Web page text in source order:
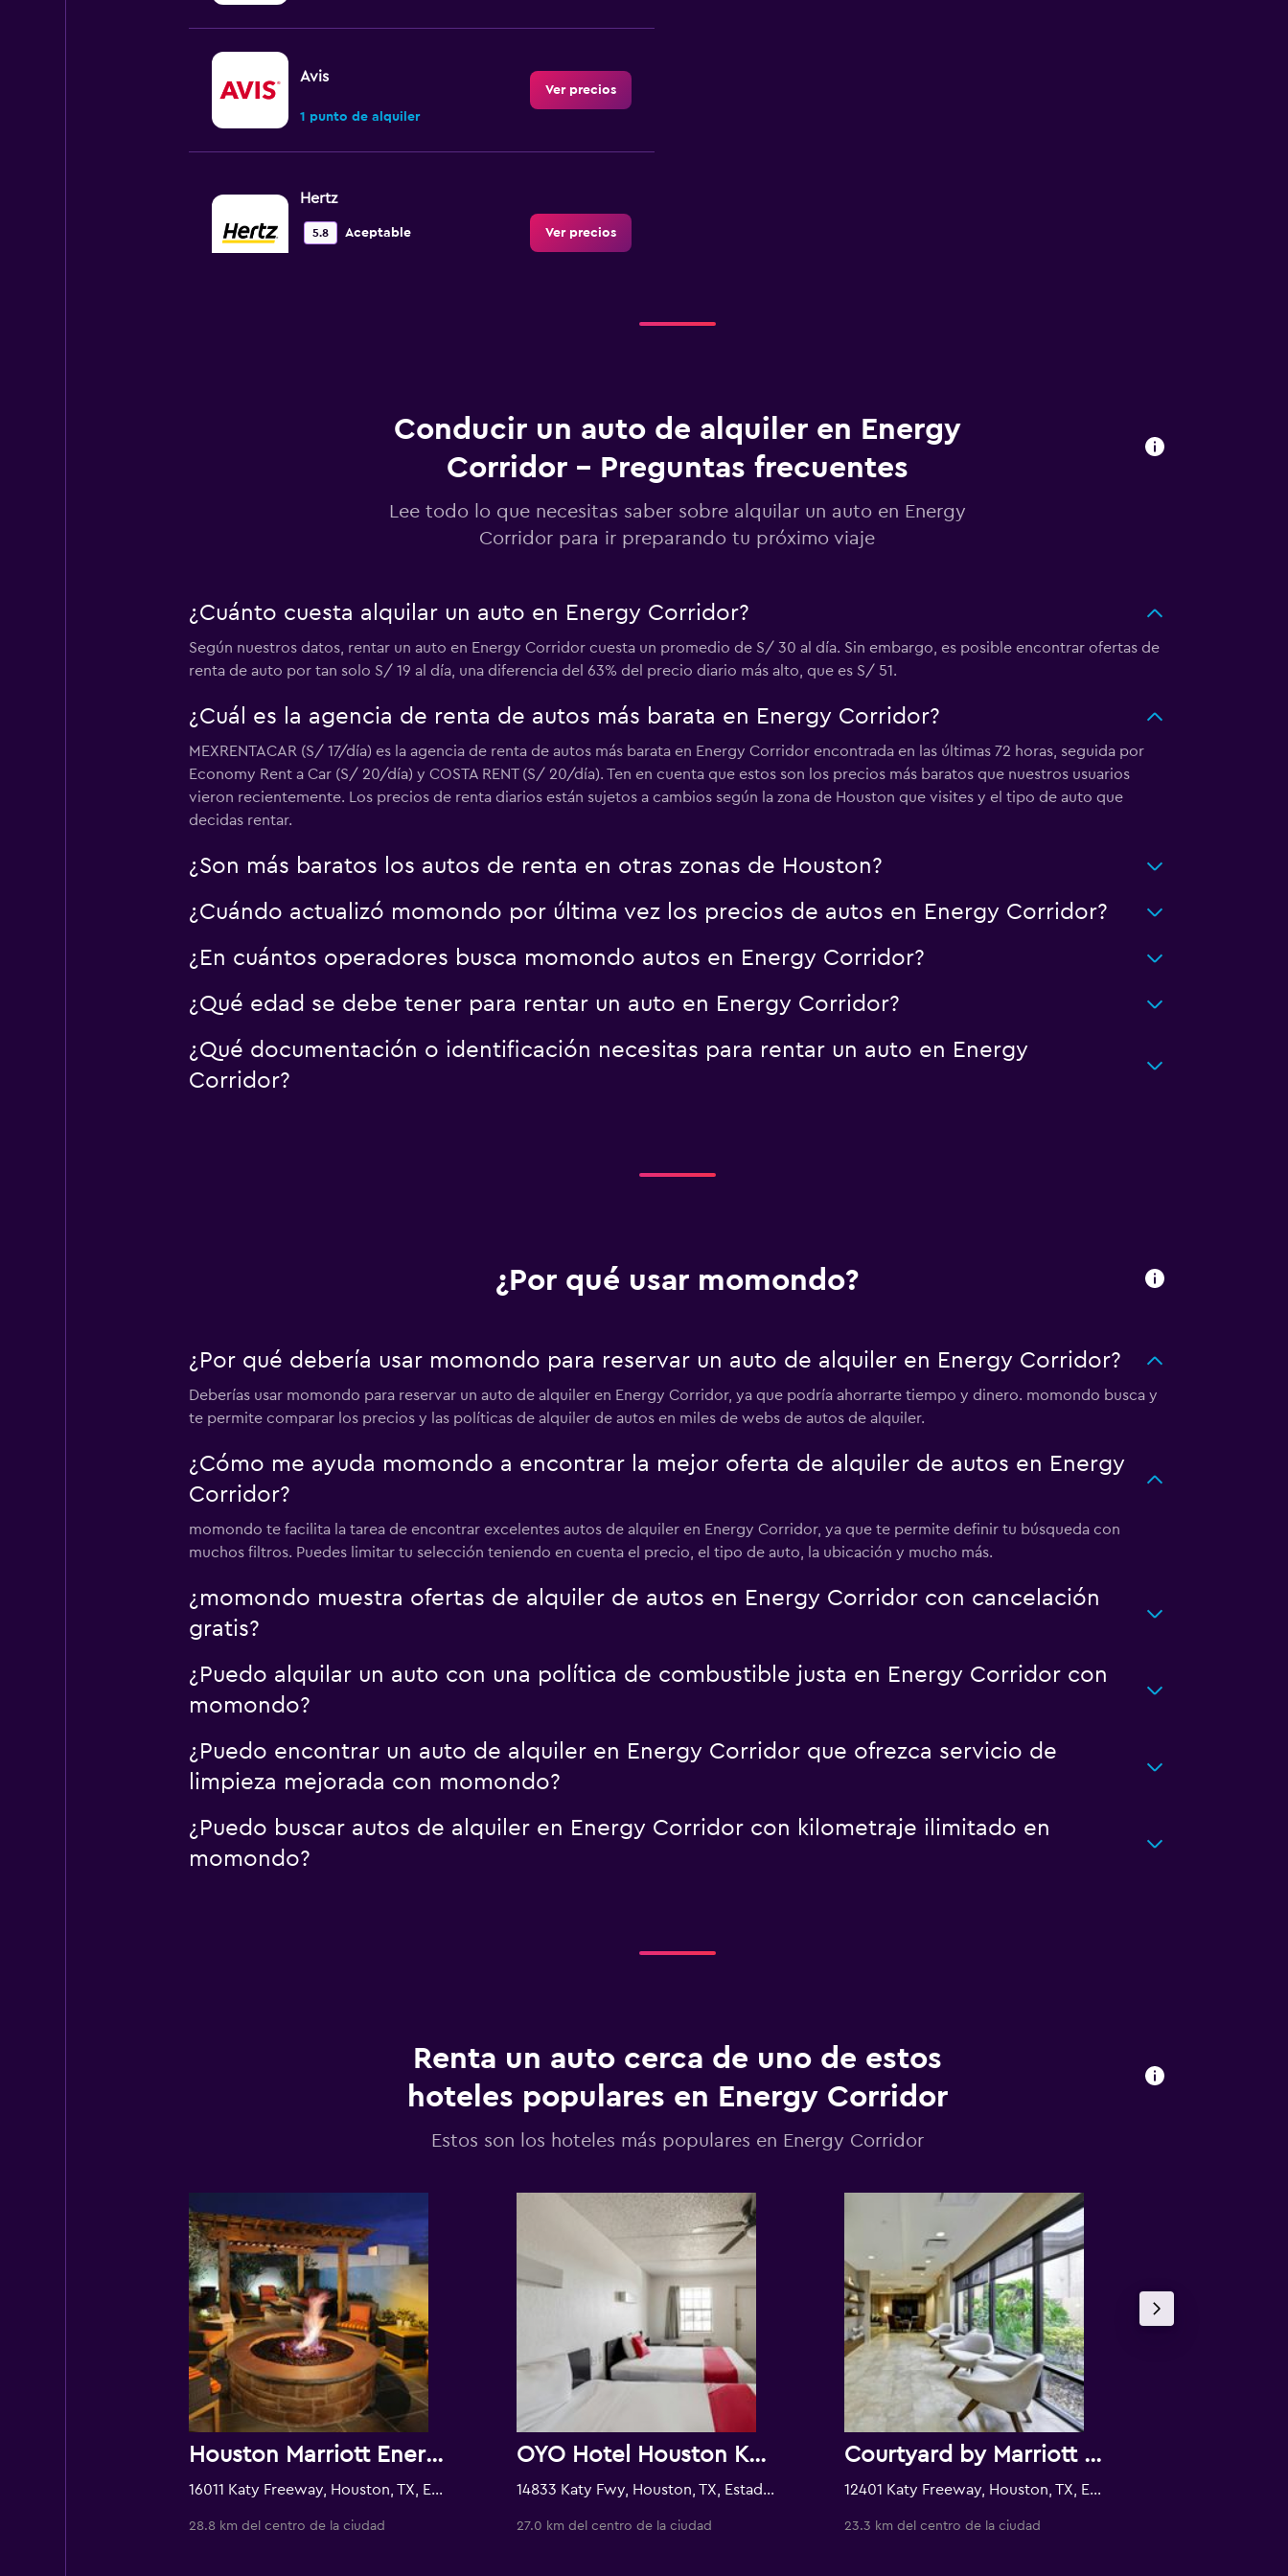
Avis
1 punto de alquiler
Ver precios
Hertz
5.8 Aceptable Ver precios
Sunnycars
1 punto de alquiler
Ver precios
Conducir un auto de alquiler en Energy
Corridor - Preguntas frecuentes
Lee todo lo que necesitas saber sobre alquilar un auto en Energy
Corridor para ir preparando tu próximo viaje
¿Cuánto cuesta alquilar un auto en Energy Corridor?
Según nuestros datos, rentar un auto en Energy Corridor cuesta un promedio de S/ 30 al día. Sin embargo, es posible encontrar ofertas de
renta de auto por tan solo S/ 19 al día, una diferencia del 63% del precio diario más alto, que es S/ 51.
¿Cuál es la agencia de renta de autos más barata en Energy Corridor?
MEXRENTACAR (S/ 17/día) es la agencia de renta de autos más barata en Energy Corridor encontrada en las últimas 72 horas, seguida por
Economy Rent a Car (S/ 20/día) y COSTA RENT (S/ 20/día). Ten en cuenta que estos son los precios más baratos que nuestros usuarios
vieron recientemente. Los precios de renta diarios están sujetos a cambios según la zona de Houston que visites y el tipo de auto que
decidas rentar.
¿Son más baratos los autos de renta en otras zonas de Houston?
¿Cuándo actualizó momondo por última vez los precios de autos en Energy Corridor?
¿En cuántos operadores busca momondo autos en Energy Corridor?
¿Qué edad se debe tener para rentar un auto en Energy Corridor?
¿Qué documentación o identificación necesitas para rentar un auto en Energy
Corridor?
¿Por qué usar momondo?
¿Por qué debería usar momondo para reservar un auto de alquiler en Energy Corridor?
Deberías usar momondo para reservar un auto de alquiler en Energy Corridor, ya que podría ahorrarte tiempo y dinero. momondo busca y
te permite comparar los precios y las políticas de alquiler de autos en miles de webs de autos de alquiler.
¿Cómo me ayuda momondo a encontrar la mejor oferta de alquiler de autos en Energy
Corridor?
momondo te facilita la tarea de encontrar excelentes autos de alquiler en Energy Corridor, ya que te permite definir tu búsqueda con
muchos filtros. Puedes limitar tu selección teniendo en cuenta el precio, el tipo de auto, la ubicación y mucho más.
¿momondo muestra ofertas de alquiler de autos en Energy Corridor con cancelación
gratis?
¿Puedo alquilar un auto con una política de combustible justa en Energy Corridor con
momondo?
¿Puedo encontrar un auto de alquiler en Energy Corridor que ofrezca servicio de
limpieza mejorada con momondo?
¿Puedo buscar autos de alquiler en Energy Corridor con kilometraje ilimitado en
momondo?
Renta un auto cerca de uno de estos
hoteles populares en Energy Corridor
Estos son los hoteles más populares en Energy Corridor
Houston Marriott Energy Corridor
16011 Katy Freeway, Houston, TX, Estados Unidos
28.8 km del centro de la ciudad
OYO Hotel Houston Katy Freeway
14833 Katy Fwy, Houston, TX, Estados Unidos
27.0 km del centro de la ciudad
Courtyard by Marriott Houston I-10 West/Energy Corridor
12401 Katy Freeway, Houston, TX, Estados Unidos
23.3 km del centro de la ciudad